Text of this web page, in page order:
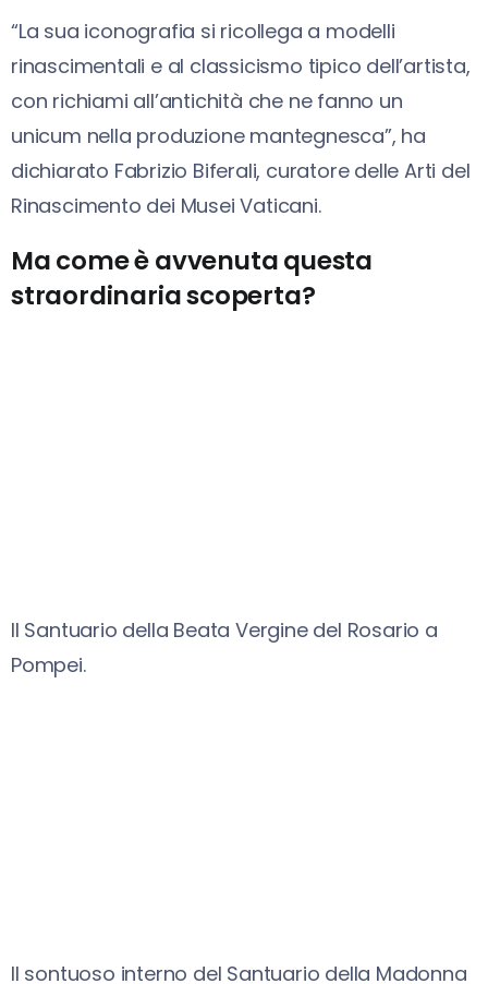
“La sua iconografia si ricollega a modelli
rinascimentali e al classicismo tipico dell’artista,
con richiami all’antichità che ne fanno un
unicum nella produzione mantegnesca”, ha
dichiarato Fabrizio Biferali, curatore delle Arti del
Rinascimento dei Musei Vaticani.
Ma come è avvenuta questa
straordinaria scoperta?
Il Santuario della Beata Vergine del Rosario a
Pompei.
ll sontuoso interno del Santuario della Madonna